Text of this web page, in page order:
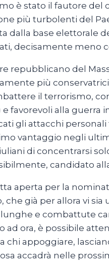
è stato il fautore
più turbolenti del
dalla base elettorale
decisamente meno
repubblicano del
più
il terrorismo,
favorevoli alla
gli attacchi
vantaggio negli
di concentrarsi
candidato
aperta per la
già per allora vi
e combattute
ora, è possibile
appoggiare,
accadrà nelle